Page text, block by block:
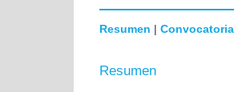
Resumen | Convocatoria
Resumen